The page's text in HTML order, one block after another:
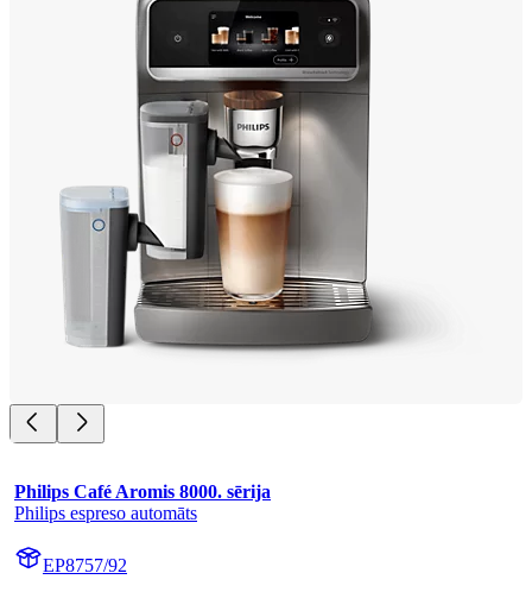
Philips Café Aromis 8000. sērija
Philips espreso automāts
EP8757/92